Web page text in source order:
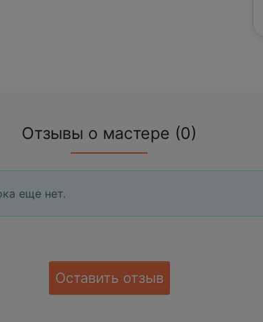
Отзывы о мастере (0)
еще нет.
Оставить отзыв